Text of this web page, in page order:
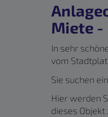
Miete -
In sehr
vom
Sie suchen
Hier werden
dieses